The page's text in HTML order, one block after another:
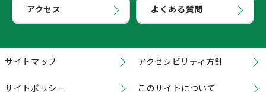
アクセス よくある質問
サイトマップ アクセシビリティ方針
サイトポリシー このサイトについて